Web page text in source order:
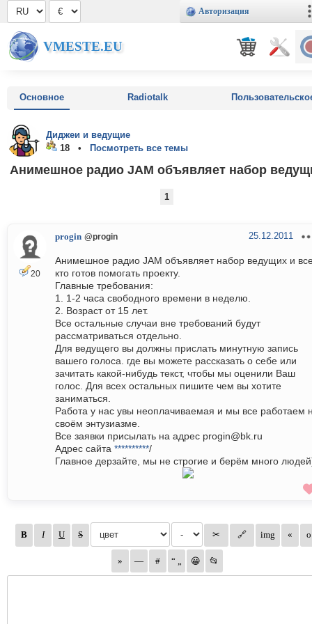
Авторизация
VMESTE.EU
Основное Radiotalk
Диджеи и ведущие
18 •
Посмотреть все темы
Анимешное радио JAM объявляет набор
1
20
progin @progin 25.12.2011
Анимешное радио JAM объявляет набор ведущих и
кто готов помогать проекту.
Главные требования:
1. 1-2 часа свободного времени в неделю.
2. Возраст от 15 лет.
Все остальные случаи вне требований будут
рассматриваться отдельно.
Для ведущего вы должны прислать минутную запись
вашего голоса. где вы можете рассказать о себе или
зачитать какой-нибудь текст, чтобы мы оценили Ваш
голос. Для всех остальных пишите чем вы хотите
заниматься.
Работа у нас увы неоплачиваемая и мы все работаем
своём энтузиазме.
Все заявки присылать на адрес progin@bk.ru
Адрес сайта **********/
Главное дерзайте, мы не строгие и берём много